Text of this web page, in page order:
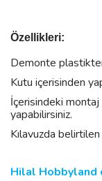
Özellikleri:
Demonte
Kutu içerisinden
İçerisindeki
yapabilirsiniz.
Kılavuzda
Hilal Hobbyland